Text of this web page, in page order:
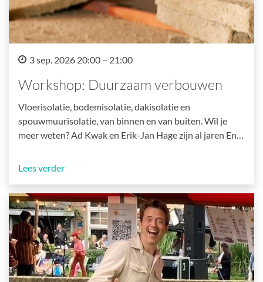
3 sep. 2026 20:00 – 21:00
Workshop: Duurzaam verbouwen
Vloerisolatie, bodemisolatie, dakisolatie en
spouwmuurisolatie, van binnen en van buiten. Wil je
meer weten? Ad Kwak en Erik-Jan Hage zijn al jaren En…
Lees verder